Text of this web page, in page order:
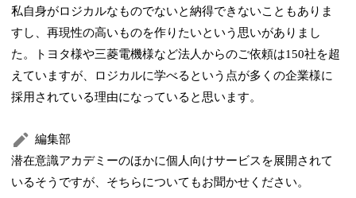
私自身がロジカルなものでないと納得できないこともありま
すし、再現性の高いものを作りたいという思いがありまし
た。トヨタ様や三菱電機様など法人からのご依頼は150社を超
えていますが、ロジカルに学べるという点が多くの企業様に
採用されている理由になっていると思います。
編集部
潜在意識アカデミーのほかに個人向けサービスを展開されて
いるそうですが、そちらについてもお聞かせください。